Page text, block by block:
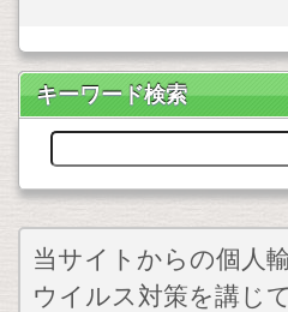
キーワード検索
当サイトからの個人
ウイルス対策を講じ